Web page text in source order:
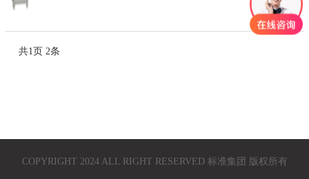
共1页 2条
COPYRIGHT 2024 ALL RIGHT RESERVED 标准集团 版权所有